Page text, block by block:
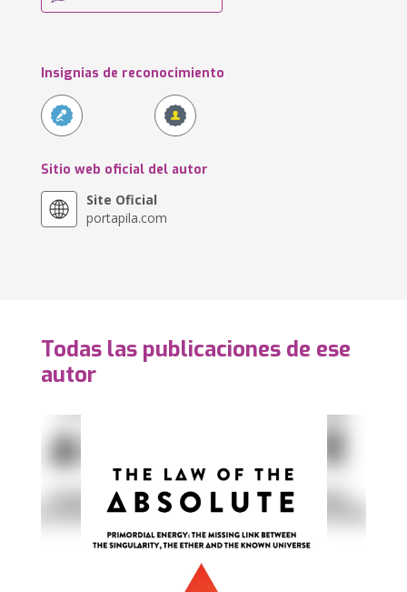
Insignias de reconocimiento
Sitio web oficial del autor
Site Oficial
portapila.com
Todas las publicaciones de ese
autor